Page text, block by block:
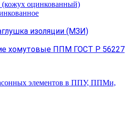
(кожух оцинкованный)
изоляции (МЗИ)
хомутовые ППМ ГОСТ Р 56227
элементов в ППУ, ППМи,